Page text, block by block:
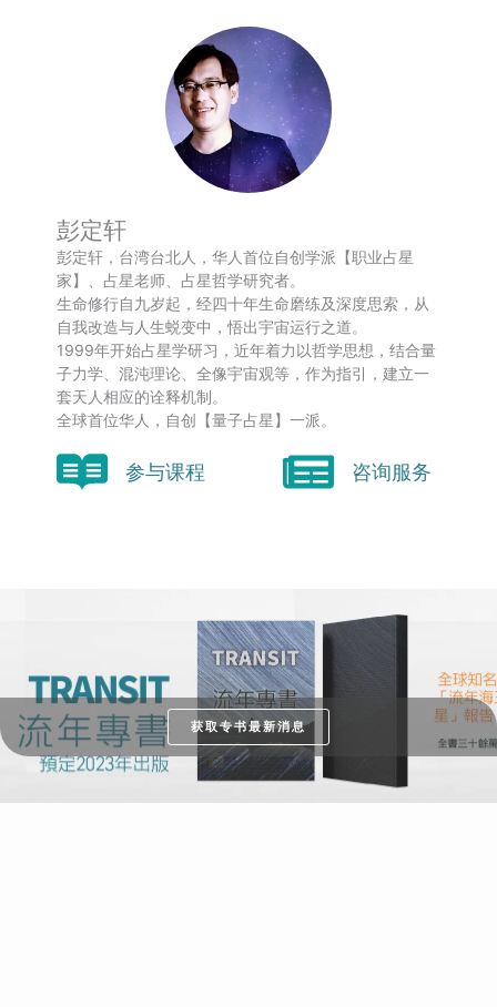
彭定轩
彭定轩，台湾台北人，华人首位自创学派【职业占星
家】、占星老师、占星哲学研究者。
生命修行自九岁起，经四十年生命磨练及深度思索，从
自我改造与人生蜕变中，悟出宇宙运行之道。
1999年开始占星学研习，近年着力以哲学思想，结合量
子力学、混沌理论、全像宇宙观等，作为指引，建立一
套天人相应的诠释机制。
全球首位华人，自创【量子占星】一派。
参与课程 咨询服务
获取专书最新消息